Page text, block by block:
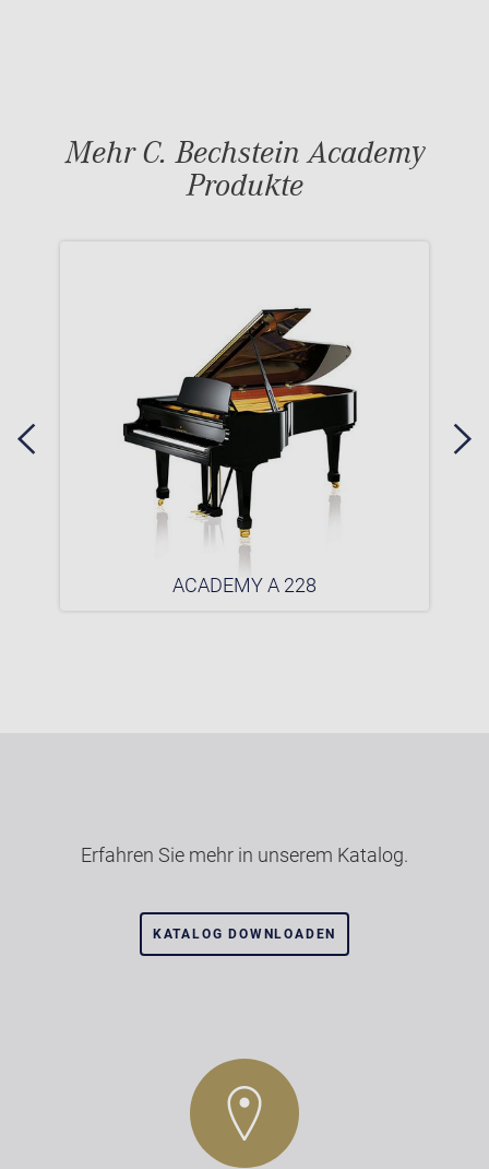
Mehr C. Bechstein Academy
Produkte
ACADEMY A 228
Erfahren Sie mehr in unserem Katalog.
KATALOG DOWNLOADEN